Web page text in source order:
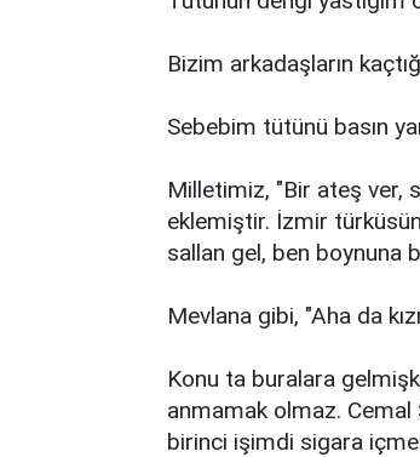
Bizim arkadaşların
Sebebim tütünü basın
Milletimiz, "Bir ateş ver,
eklemiştir. İzmir
sallan gel, ben boynuna
Mevlana gibi, "Aha da
Konu ta buralara
anmamak olmaz. Cemal
birinci işimdi sigara